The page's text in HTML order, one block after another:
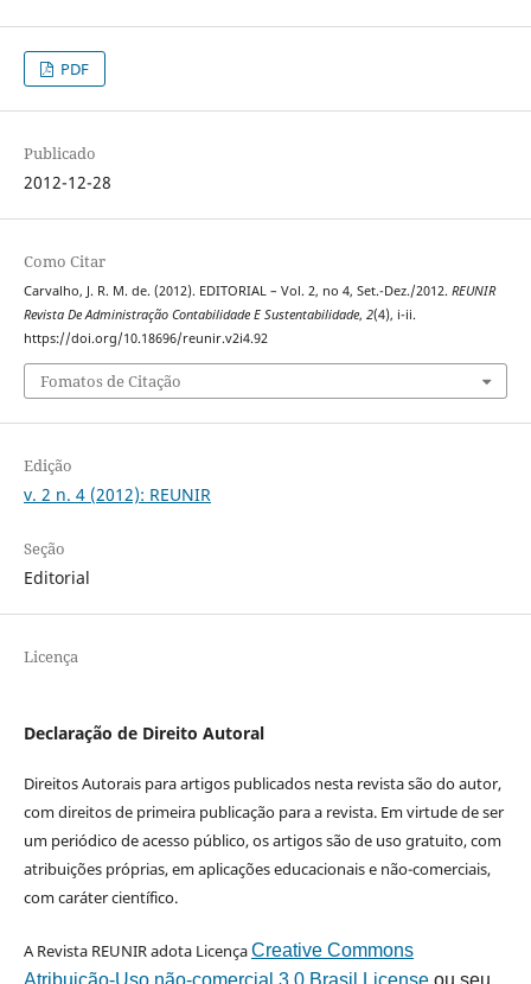
PDF
Publicado
2012-12-28
Como Citar
Carvalho, J. R. M. de. (2012). EDITORIAL – Vol. 2, no 4, Set.-Dez./2012. REUNIR
Revista De Administração Contabilidade E Sustentabilidade, 2(4), i-ii.
https://doi.org/10.18696/reunir.v2i4.92
Fomatos de Citação
Edição
v. 2 n. 4 (2012): REUNIR
Seção
Editorial
Licença
Declaração de Direito Autoral
Direitos Autorais para artigos publicados nesta revista são do autor,
com direitos de primeira publicação para a revista. Em virtude de ser
um periódico de acesso público, os artigos são de uso gratuito, com
atribuições próprias, em aplicações educacionais e não-comerciais,
com caráter científico.
A Revista REUNIR adota LicençaCreative Commons
Atribuição-Uso não-comercial 3.0 Brasil Licenseou seu